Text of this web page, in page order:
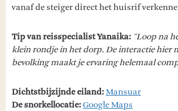
vanaf de steiger direct het huisrif
Tip van reisspecialist Yanaika: "Loop na
klein rondje in het dorp. De interactie hier
bevolking maakt je ervaring helemaal
Dichtstbijzijnde eiland:Mansuar
De snorkellocatie:Google Maps